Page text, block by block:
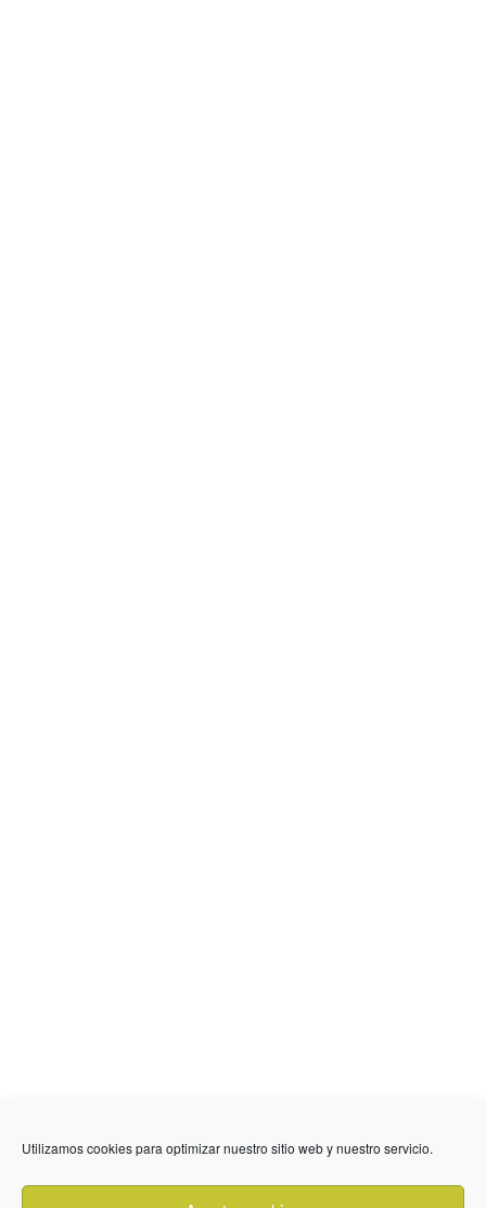
Utilizamos cookies para optimizar nuestro sitio web y nuestro servicio.
636 01 61 85
Fuente Palmera
info @ fuentepalmerainformacion.es